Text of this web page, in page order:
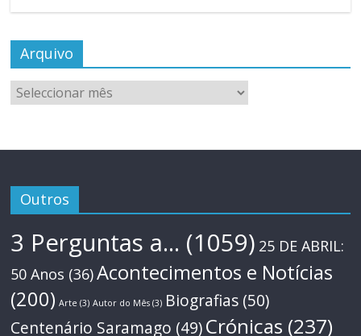
Arquivo
Arquivo
Outros
3 Perguntas a... (1059) 25 DE ABRIL:
50 Anos (36)Acontecimentos e Notícias
(200) Arte (3) Autor do Mês (3) Biografias (50)
Centenário Saramago (49)Crónicas (237)